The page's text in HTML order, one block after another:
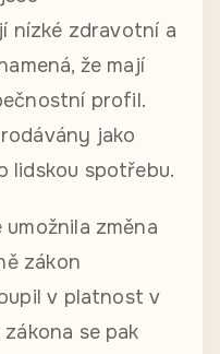
nízké zdravotní a
že mají
profil.
jako
lidskou spotřebu.
změna
zákon
v platnost v
se pak